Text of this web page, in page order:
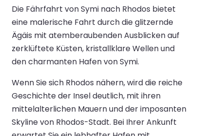
Die Fährfahrt von Symi nach Rhodos bietet
eine malerische Fahrt durch die glitzernde
Ägäis mit atemberaubenden Ausblicken auf
zerklüftete Küsten, kristallklare Wellen und
den charmanten Hafen von Symi.
Wenn Sie sich Rhodos nähern, wird die reiche
Geschichte der Insel deutlich, mit ihren
mittelalterlichen Mauern und der imposanten
Skyline von Rhodos-Stadt. Bei Ihrer Ankunft